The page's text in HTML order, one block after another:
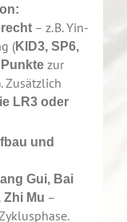
– z. B. Yin-
(KID3, SP6,
zur
Zusätzlich
LR3 oder
und
Gui, Bai
Zhi Mu –